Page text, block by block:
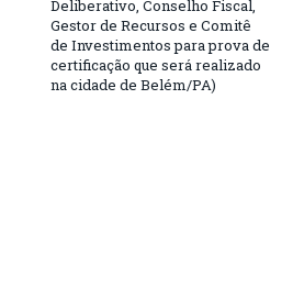
Deliberativo, Conselho Fiscal,
Gestor de Recursos e Comitê
de Investimentos para prova de
certificação que será realizado
na cidade de Belém/PA)